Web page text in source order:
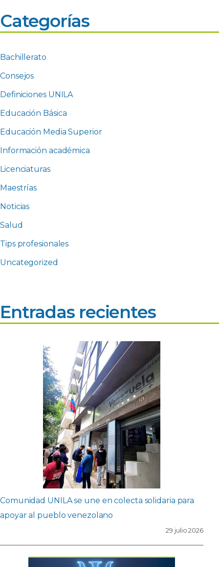
Categorías
Bachillerato
Consejos
Definiciones UNILA
Educación Básica
Educación Media Superior
Información académica
Licenciaturas
Maestrías
Noticias
Salud
Tips profesionales
Uncategorized
Entradas recientes
Comunidad UNILA se une en colecta solidaria para
apoyar al pueblo venezolano
29 julio 2026